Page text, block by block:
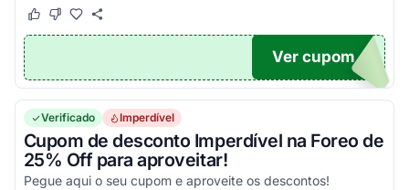
Este cupom funcionou
Este cupom não funcionou
US
Ver cupom
Verificado Imperdível
Cupom de desconto Imperdível na Foreo de
25% Off para aproveitar!
Pegue aqui o seu cupom e aproveite os descontos!